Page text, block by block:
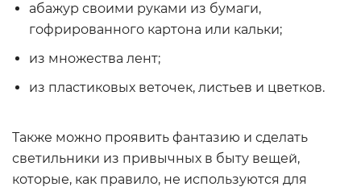
абажур своими руками из бумаги,
гофрированного картона или кальки;
из множества лент;
из пластиковых веточек, листьев и цветков.
Также можно проявить фантазию и сделать
светильники из привычных в быту вещей,
которые, как правило, не используются для